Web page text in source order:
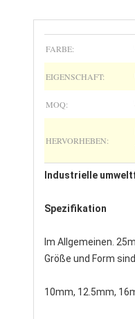
FARBE:
EIGENSCHAFT:
MOQ:
HERVORHEBEN:
Industrielle
Spezifikation
Im Allgemeinen.
Größe und Form
10mm, 12.5mm,